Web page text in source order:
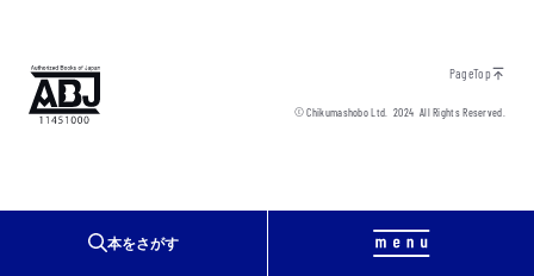
本をさがす
PageTop
© Chikumashobo Ltd.2024 All Rights Reserved.